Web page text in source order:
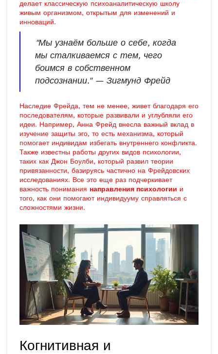
делает классическую психоаналитическую школу
живым организмом, открытым для изменений и
инноваций.
"Мы узнаём больше о себе, когда
мы сталкиваемся с тем, чего
боимся в собственном
подсознании." — Зигмунд Фрейд
Наследие Фрейда, тем не менее, живет благодаря его
последователям, которые развивали и углубляли его
идеи. Например, Анна Фрейд внесла важный вклад в
изучение защиты эго, то есть механизма, который
помогает индивидам избегать внутреннего конфликта.
Также известны работы других видов психологии,
таких как Джон Боулби, который развил теории
привязанности, базируясь частично на Фрейдовских
исследованиях. Все это еще раз подчеркивает
важность понимания направления психологии и
того, как они помогают индивидууму справляться с
сложностями жизни.
Когнитивная и